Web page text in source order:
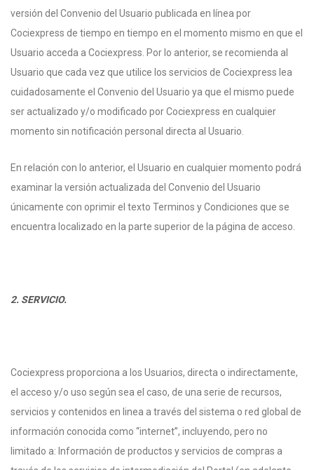
versión del Convenio del Usuario publicada en línea por
Cociexpress de tiempo en tiempo en el momento mismo en que el
Usuario acceda a Cociexpress. Por lo anterior, se recomienda al
Usuario que cada vez que utilice los servicios de Cociexpress lea
cuidadosamente el Convenio del Usuario ya que el mismo puede
ser actualizado y/o modificado por Cociexpress en cualquier
momento sin notificación personal directa al Usuario.
En relación con lo anterior, el Usuario en cualquier momento podrá
examinar la versión actualizada del Convenio del Usuario
únicamente con oprimir el texto Terminos y Condiciones que se
encuentra localizado en la parte superior de la página de acceso.
2. SERVICIO.
Cociexpress proporciona a los Usuarios, directa o indirectamente,
el acceso y/o uso según sea el caso, de una serie de recursos,
servicios y contenidos en linea a través del sistema o red global de
información conocida como “internet”, incluyendo, pero no
limitado a: Información de productos y servicios de compras a